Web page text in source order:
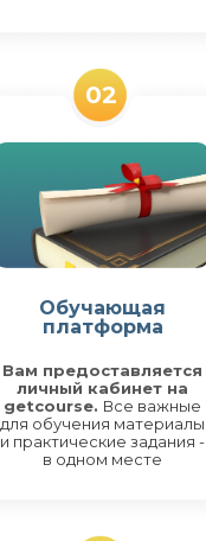
02
Обучающая
платформа
Вам предоставляется
личный кабинет на
getcourse. Все важные
для обучения материалы
и практические задания -
в одном месте